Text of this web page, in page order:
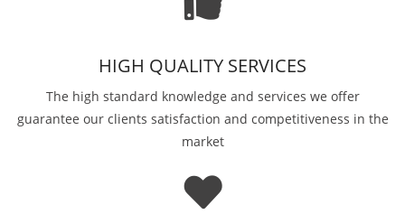
HIGH QUALITY SERVICES
The high standard knowledge and services we offer
guarantee our clients satisfaction and competitiveness in the
market